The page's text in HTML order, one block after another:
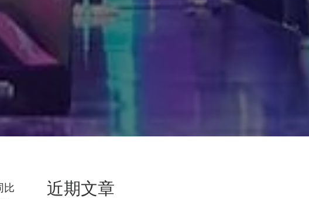
比
近期文章